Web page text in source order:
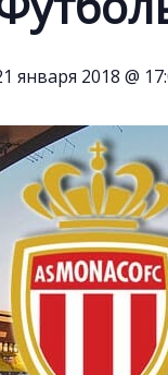
января 2018 @